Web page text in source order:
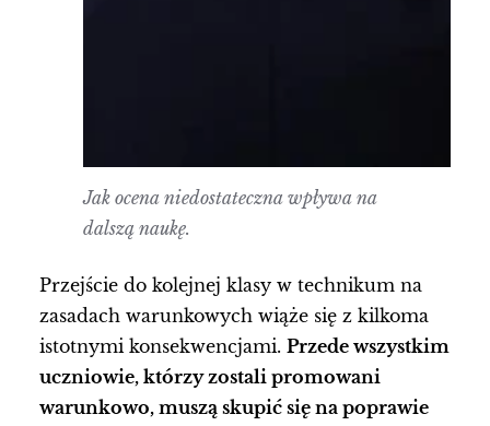
Jak ocena niedostateczna wpływa na
dalszą naukę.
Przejście do kolejnej klasy w technikum na
zasadach warunkowych wiąże się z kilkoma
istotnymi konsekwencjami. Przede wszystkim
uczniowie, którzy zostali promowani
warunkowo, muszą skupić się na poprawie